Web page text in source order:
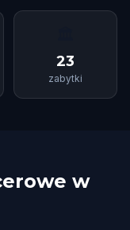
23
zabytki
w